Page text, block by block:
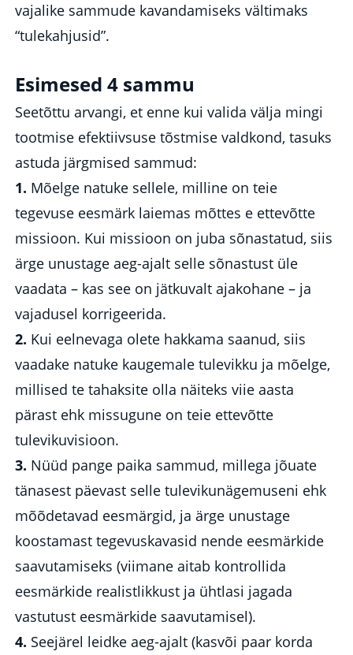
vajalike sammude kavandamiseks vältimaks
“tulekahjusid”.
Esimesed 4 sammu
Seetõttu arvangi, et enne kui valida välja mingi
tootmise efektiivsuse tõstmise valdkond, tasuks
astuda järgmised sammud:
1. Mõelge natuke sellele, milline on teie
tegevuse eesmärk laiemas mõttes e ettevõtte
missioon. Kui missioon on juba sõnastatud, siis
ärge unustage aeg-ajalt selle sõnastust üle
vaadata – kas see on jätkuvalt ajakohane – ja
vajadusel korrigeerida.
2. Kui eelnevaga olete hakkama saanud, siis
vaadake natuke kaugemale tulevikku ja mõelge,
millised te tahaksite olla näiteks viie aasta
pärast ehk missugune on teie ettevõtte
tulevikuvisioon.
3. Nüüd pange paika sammud, millega jõuate
tänasest päevast selle tulevikunägemuseni ehk
mõõdetavad eesmärgid, ja ärge unustage
koostamast tegevuskavasid nende eesmärkide
saavutamiseks (viimane aitab kontrollida
eesmärkide realistlikkust ja ühtlasi jagada
vastutust eesmärkide saavutamisel).
4. Seejärel leidke aeg-ajalt (kasvõi paar korda